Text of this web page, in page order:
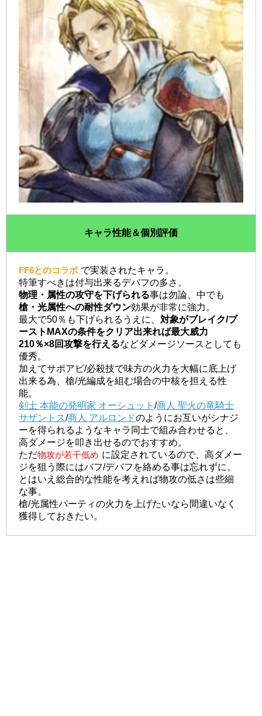
キャラ性能＆個別評価
FF6とのコラボ で実装されたキャラ。
特筆すべきは付与出来るデバフの多さ。
物理・属性の攻守を下げられる事は勿論、中でも
槍・光属性への耐性ダウン効果が非常に強力。
最大で50％も下げられるうえに、対象がブレイク/ブ
ーストMAXの条件をクリア出来れば最大威力
210％×8回攻撃を行えるなどダメージソースとしても
優秀。
加えてサポアビ/必殺技で味方の火力を大幅に底上げ
出来る為、槍/光編成を組む場合の中核を担える性
能。
剣士 本能の発明家 オーシュット/商人 聖火の竜騎士
サザントス/商人 アルロンドのようにお互いがシナジ
ーを得られるようなキャラ同士で組み合わせると、
高ダメージを叩き出せるのでおすすめ。
ただ物攻が若干低め に設定されているので、高ダメー
ジを狙う際にはバフ/デバフを絡める事は忘れずに。
とはいえ総合的な性能を考えれば物攻の低さは些細
な事。
槍/光属性パーティの火力を上げたいなら間違いなく
獲得しておきたい。